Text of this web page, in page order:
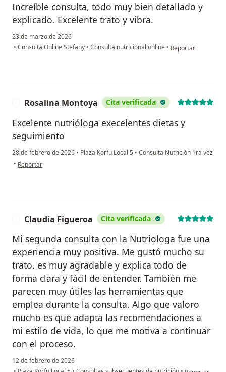
Increíble consulta, todo muy bien detallado y
explicado. Excelente trato y vibra.
23 de marzo de 2026
• Consulta Online Stefany • Consulta nutricional online • en opinión del
Reportar
Rosalina Montoya Cita verificada
Excelente nutrióloga execelentes dietas y
seguimiento
28 de febrero de 2026 • Plaza Korfu Local 5 • Consulta Nutrición 1ra vez
• en opinión del usuario Rosalina Montoya
Reportar
Claudia Figueroa Cita verificada
Mi segunda consulta con la Nutriologa fue una
experiencia muy positiva. Me gustó mucho su
trato, es muy agradable y explica todo de
forma clara y fácil de entender. También me
parecen muy útiles las herramientas que
emplea durante la consulta. Algo que valoro
mucho es que adapta las recomendaciones a
mi estilo de vida, lo que me motiva a continuar
con el proceso.
12 de febrero de 2026
en opinión